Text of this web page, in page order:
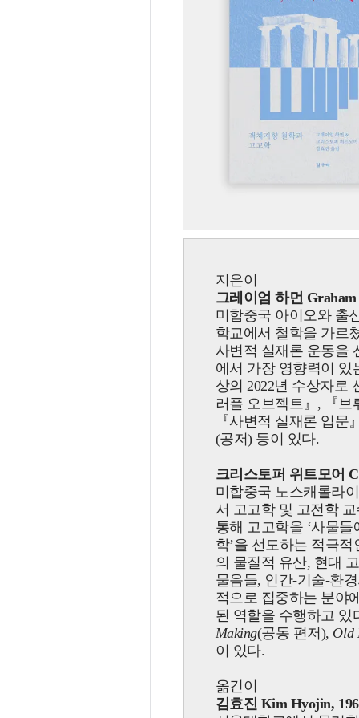
지은이
그레이엄 하먼 Graham
미합중국 아이오와 출
학교에서 철학을 가르
사변적 실재론 운동을
에서 가장 영향력이 있
상의 2022년 수상자로
러플 오브젝트』 , 『브
『사변적 실재론 입문
(공저) 등이 있다.
크리스토퍼 위트모어
미합중국 노스캐롤라
서 고고학 및 고전학
통해 고고학을 ‘사물
학’을 선도하는 적극
의 물질적 유산, 현대
물음들, 인간-기술-환
적으로 집중하는 분야
된 역할을 수행하고
Making(공동 편저), Old
이 있다.
옮긴이
김효진 Kim Hyojin,